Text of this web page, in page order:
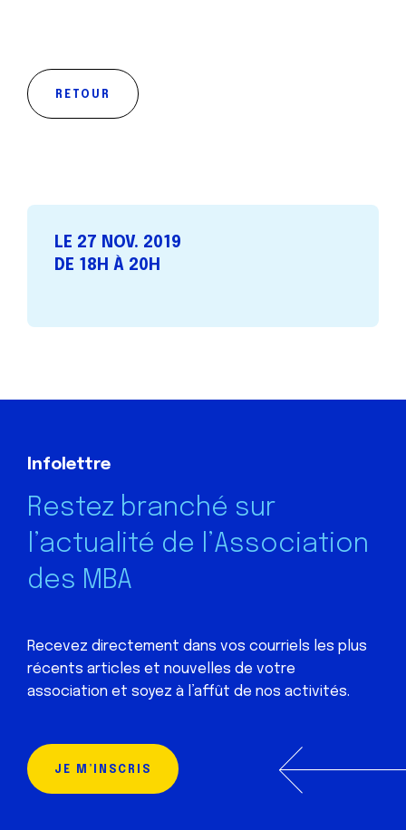
RETOUR
LE 27 NOV. 2019
DE 18H À 20H
Infolettre
Restez branché sur
l’actualité de l’Association
des MBA
Recevez directement dans vos courriels les plus
récents articles et nouvelles de votre
association et soyez à l’affût de nos activités.
JE M’INSCRIS